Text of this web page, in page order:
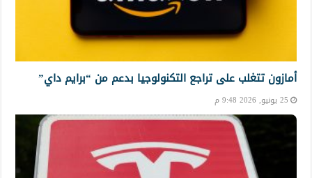
أمازون تتغلب على تراجع التكنولوجيا بدعم من “برايم داي”
25 يونيو, 2026 9:48 م